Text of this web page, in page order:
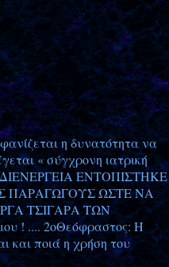
η δυνατότητα να
« σύγχρονη ιατρική
ΕΝΤΟΠΙΣΤΗΚΕ
ΠΑΡΑΓΩΓΟΥΣ ΩΣΤΕ ΝΑ
ΤΣΙΓΑΡΑ ΤΩΝ
! .... 2οΘεόφραστος: Η
και ποιά η χρήση του